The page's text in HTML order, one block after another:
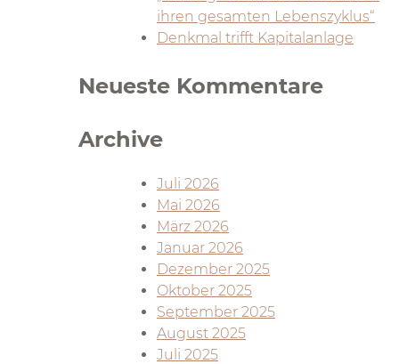
ihren gesamten Lebenszyklus“
Denkmal trifft Kapitalanlage
Neueste Kommentare
Archive
Juli 2026
Mai 2026
März 2026
Januar 2026
Dezember 2025
Oktober 2025
September 2025
August 2025
Juli 2025